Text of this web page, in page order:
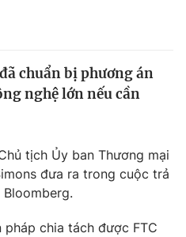
chuẩn bị phương án
nghệ lớn nếu cần
tịch Ủy ban Thương mại
đưa ra trong cuộc trả
pháp chia tách được FTC